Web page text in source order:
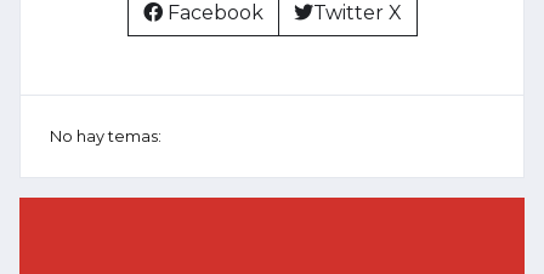
Facebook Twitter X
No hay temas: